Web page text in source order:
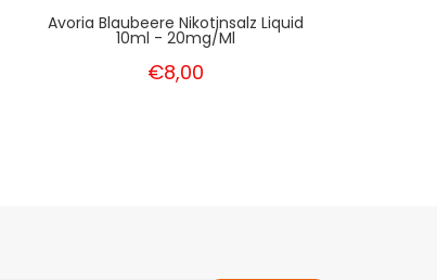
Avoria Blaubeere Nikotinsalz Liquid
10ml - 20mg/ml
€8,00